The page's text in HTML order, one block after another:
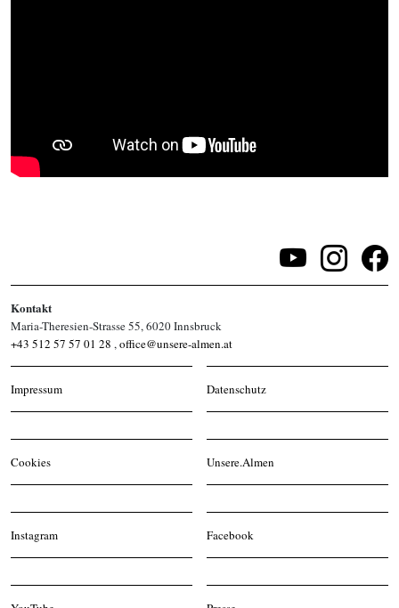
Kontakt
Maria-Theresien-Strasse 55, 6020 Innsbruck
+43 512 57 57 01 28 , office@unsere-almen.at
Impressum Datenschutz
Cookies Unsere.Almen
Instagram Facebook